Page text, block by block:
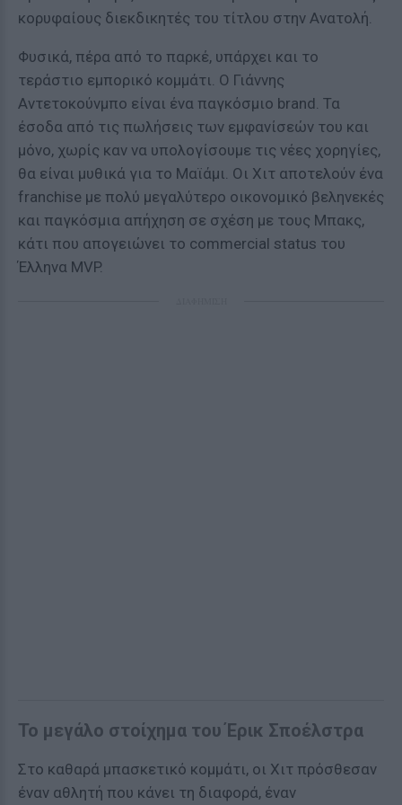
κορυφαίους διεκδικητές του τίτλου στην Ανατολή.
Φυσικά, πέρα από το παρκέ, υπάρχει και το
τεράστιο εμπορικό κομμάτι. Ο Γιάννης
Αντετοκούνμπο είναι ένα παγκόσμιο brand. Τα
έσοδα από τις πωλήσεις των εμφανίσεών του και
μόνο, χωρίς καν να υπολογίσουμε τις νέες χορηγίες,
θα είναι μυθικά για το Μαϊάμι. Οι Χιτ αποτελούν ένα
franchise με πολύ μεγαλύτερο οικονομικό βεληνεκές
και παγκόσμια απήχηση σε σχέση με τους Μπακς,
κάτι που απογειώνει το commercial status του
Έλληνα MVP.
Το μεγάλο στοίχημα του Έρικ Σποέλστρα
Στο καθαρά μπασκετικό κομμάτι, οι Χιτ πρόσθεσαν
έναν αθλητή που κάνει τη διαφορά, έναν